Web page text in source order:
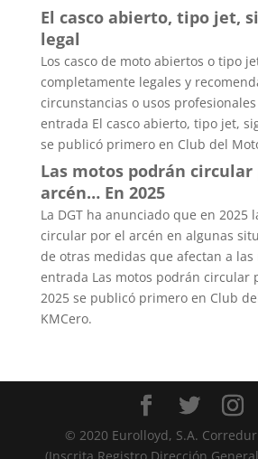
El casco abierto, tipo jet,
legal
Los casco de moto abiertos o tipo
completamente legales y
circunstancias o usos
entrada El casco abierto, tipo jet,
se publicó primero en Club del
Las motos podrán circular
arcén… En 2025
La DGT ha anunciado que en 2025
circular por el arcén en algunas
de otras medidas que afectan a las
entrada Las motos podrán circular
2025 se publicó primero en Club
KMCero.
© 2020 Eurolloyd, S.A.
(Inscrita Registro Dirección